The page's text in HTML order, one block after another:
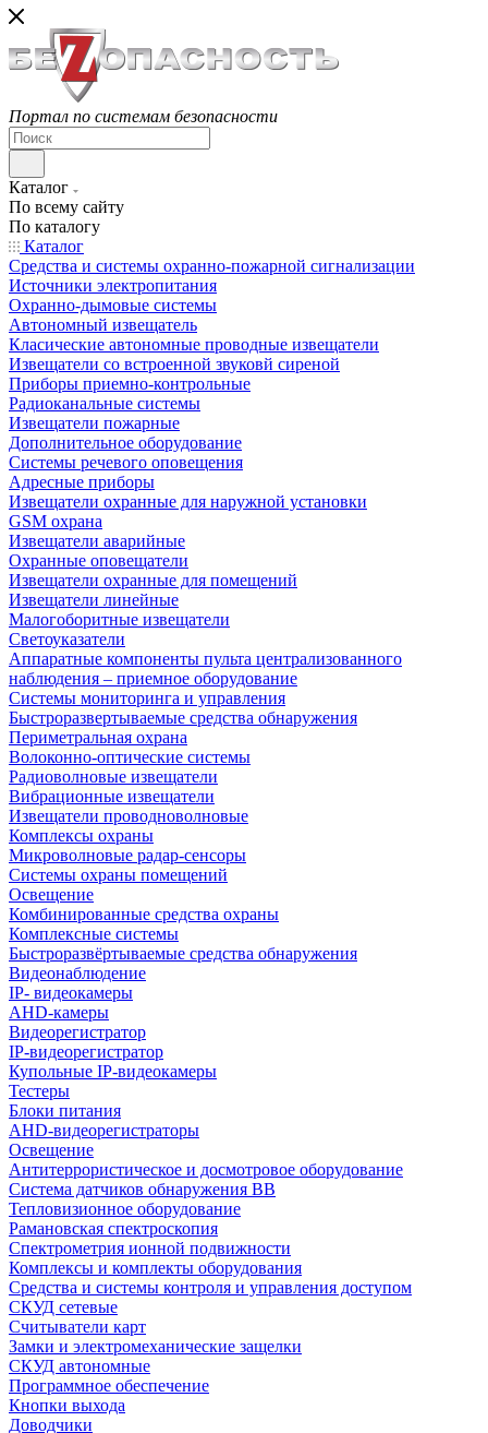
Портал по системам безопасности
Каталог
По всему сайту
По каталогу
Каталог
Средства и системы охранно-пожарной сигнализации
Источники электропитания
Охранно-дымовые системы
Автономный извещатель
Класические автономные проводные извещатели
Извещатели со встроенной звуковй сиреной
Приборы приемно-контрольные
Радиоканальные системы
Извещатели пожарные
Дополнительное оборудование
Системы речевого оповещения
Адресные приборы
Извещатели охранные для наружной установки
GSM охрана
Извещатели аварийные
Охранные оповещатели
Извещатели охранные для помещений
Извещатели линейные
Малогоборитные извещатели
Светоуказатели
Аппаратные компоненты пульта централизованного
наблюдения – приемное оборудование
Системы мониторинга и управления
Быстроразвертываемые средства обнаружения
Периметральная охрана
Волоконно-оптические системы
Радиоволновые извещатели
Вибрационные извещатели
Извещатели проводноволновые
Комплексы охраны
Микроволновые радар-сенсоры
Системы охраны помещений
Освещение
Комбинированные средства охраны
Комплексные системы
Быстроразвёртываемые средства обнаружения
Видеонаблюдение
IP- видеокамеры
AHD-камеры
Видеорегистратор
IP-видеорегистратор
Купольные IP-видеокамеры
Тестеры
Блоки питания
AHD-видеорегистраторы
Освещение
Антитеррористическое и досмотровое оборудование
Cистема датчиков обнаружения ВВ
Тепловизионное оборудование
Рамановская спектроскопия
Спектрометрия ионной подвижности
Комплексы и комплекты оборудования
Средства и системы контроля и управления доступом
СКУД сетевые
Считыватели карт
Замки и электромеханические защелки
СКУД автономные
Программное обеспечение
Кнопки выхода
Доводчики